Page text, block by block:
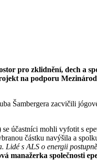
pro zklidnění, dech a
na podporu
Šambergera zacvičili
účastníci mohli vyfotit s
částku navýšila a
s ALS o energii
manažerka společnosti